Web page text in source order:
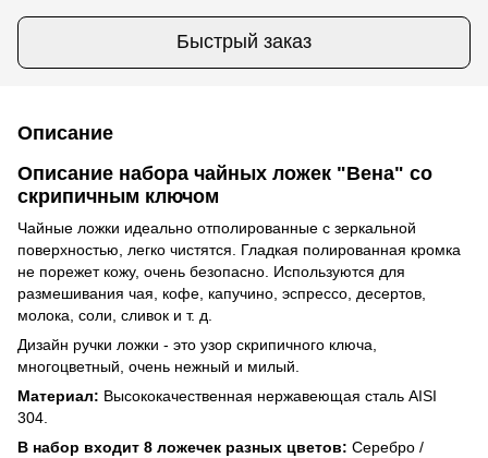
Быстрый заказ
Описание
Описание набора чайных ложек "Вена" со
скрипичным ключом
Чайные ложки идеально отполированные с зеркальной
поверхностью, легко чистятся. Гладкая полированная кромка
не порежет кожу, очень безопасно. Используются для
размешивания чая, кофе, капучино, эспрессо, десертов,
молока, соли, сливок и т. д.
Дизайн ручки ложки - это узор скрипичного ключа,
многоцветный, очень нежный и милый.
Материал: Высококачественная нержавеющая сталь AISI
304.
В набор входит 8 ложечек разных цветов: Серебро /